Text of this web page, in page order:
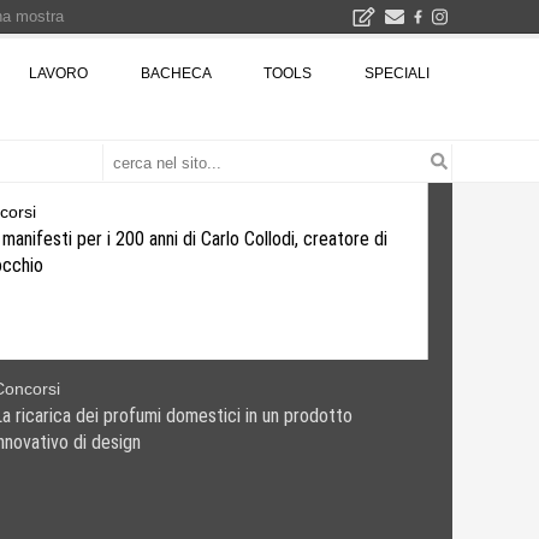
LAVORO BACHECA TOOLS SPECIALI
manifesti per i 200 anni di Carlo Collodi, creatore di
dei profumi domestici in un prodotto
di design
mostra